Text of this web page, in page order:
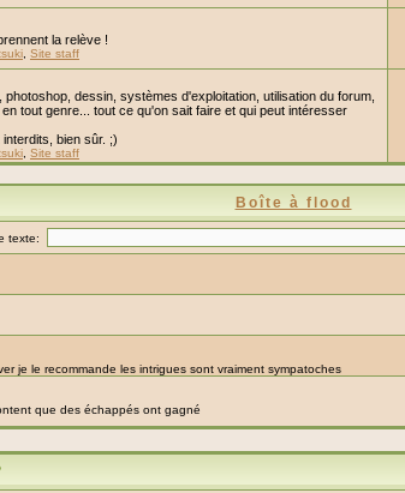
la relève !
Site staff
dessin, systèmes d'exploitation, utilisation du forum,
tout genre... tout ce qu'on sait faire et qui peut intéresser
bien sûr. ;)
Site staff
Boîte à flood